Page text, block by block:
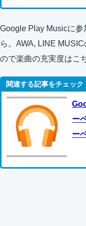
Google Play Musicに
ら。AWA, LINE
ので楽曲の充実度はこ
ー
ー